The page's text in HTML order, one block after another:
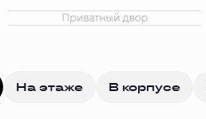
На этаже В корпусе